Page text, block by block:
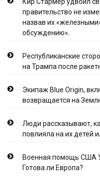
правительство не
назвав их
обсуждению».
Республиканские
на Трампа после
Экипаж Blue Origin,
возвращается на
Люди рассказывают,
повлияла на их детей
Военная помощь США
Готова ли Европа?